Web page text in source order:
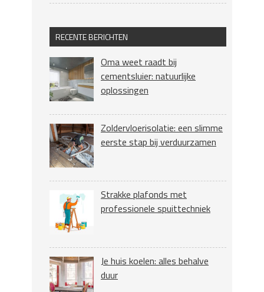
RECENTE BERICHTEN
Oma weet raadt bij
cementsluier: natuurlijke
oplossingen
Zoldervloerisolatie: een slimme
eerste stap bij verduurzamen
Strakke plafonds met
professionele spuittechniek
Je huis koelen: alles behalve
duur